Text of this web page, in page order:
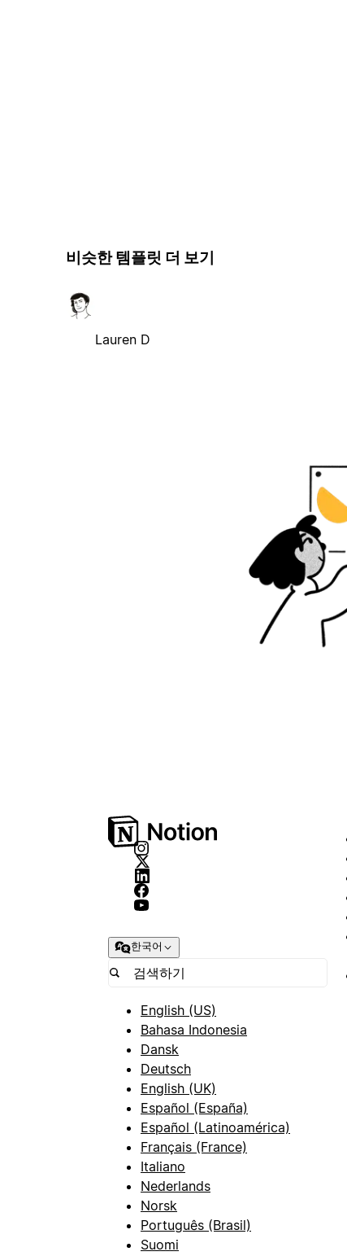
비슷한 템플릿 더 보기
Lauren D
한국어
English (US)
Bahasa Indonesia
Dansk
Deutsch
English (UK)
Español (España)
Español (Latinoamérica)
Français (France)
Italiano
Nederlands
Norsk
Português (Brasil)
Suomi